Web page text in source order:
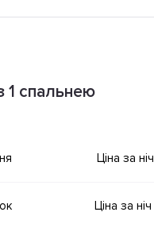
1 спальнею
Ціна за ніч
Ціна за ніч